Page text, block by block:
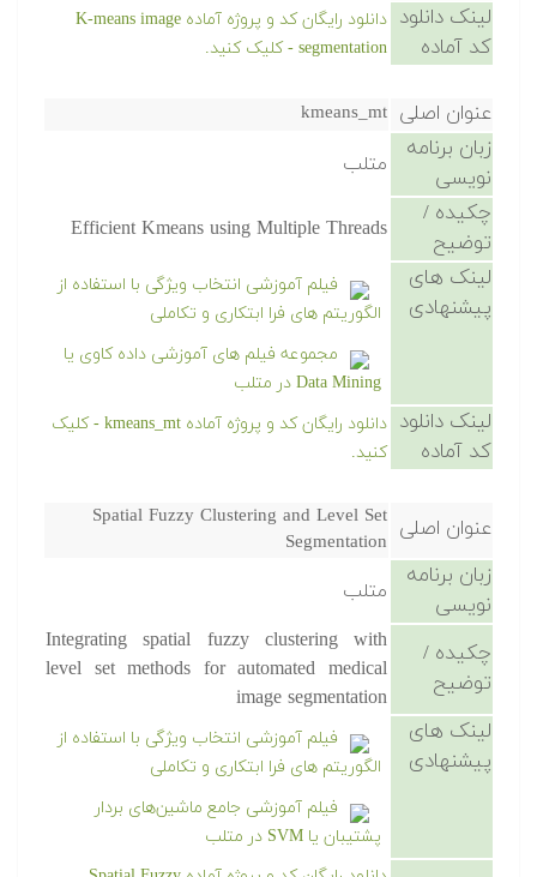
لینک دانلود
کد آماده
دانلود رایگان کد و پروژه آماده K-means image
segmentation - کلیک کنید.
عنوان اصلی kmeans_mt
زبان برنامه
نویسی
متلب
چکیده /
توضیح
Efficient Kmeans using Multiple Threads
لینک های
پیشنهادی
فیلم آموزشی انتخاب ویژگی با استفاده از
الگوریتم های فرا ابتکاری و تکاملی
مجموعه فیلم های آموزشی داده کاوی یا
Data Mining در متلب
لینک دانلود
کد آماده
دانلود رایگان کد و پروژه آماده kmeans_mt - کلیک
کنید.
عنوان اصلی Spatial Fuzzy Clustering and Level Set
Segmentation
زبان برنامه
نویسی
متلب
چکیده /
توضیح
Integrating spatial fuzzy clustering with
level set methods for automated medical
image segmentation
لینک های
پیشنهادی
فیلم آموزشی انتخاب ویژگی با استفاده از
الگوریتم های فرا ابتکاری و تکاملی
فیلم آموزشی جامع ماشین‌های بردار
پشتیبان یا SVM در متلب